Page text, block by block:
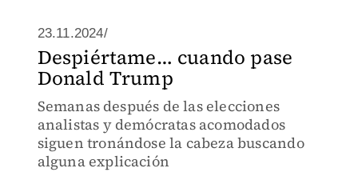
23.11.2024/
Despiértame… cuando pase
Donald Trump
Semanas después de las elecciones
analistas y demócratas acomodados
siguen tronándose la cabeza buscando
alguna explicación